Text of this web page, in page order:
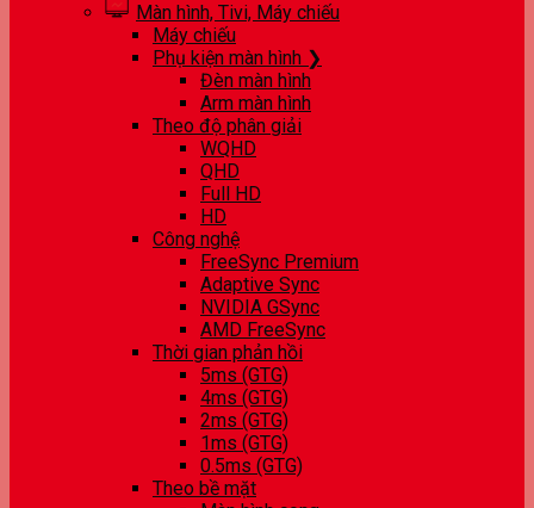
Màn hình, Tivi, Máy chiếu
Máy chiếu
Phụ kiện màn hình ❯
Đèn màn hình
Arm màn hình
Theo độ phân giải
WQHD
QHD
Full HD
HD
Công nghệ
FreeSync Premium
Adaptive Sync
NVIDIA GSync
AMD FreeSync
Thời gian phản hồi
5ms (GTG)
4ms (GTG)
2ms (GTG)
1ms (GTG)
0.5ms (GTG)
Theo bề mặt